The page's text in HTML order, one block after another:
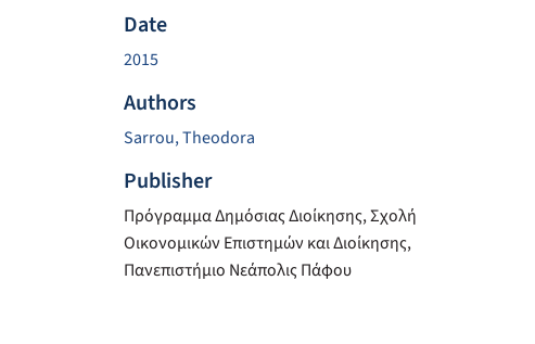
Date
2015
Authors
Sarrou, Theodora
Publisher
Πρόγραμμα Δημόσιας Διοίκησης, Σχολή
Οικονομικών Επιστημών και Διοίκησης,
Πανεπιστήμιο Νεάπολις Πάφου